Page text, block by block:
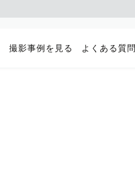
撮影事例を見る よくある質問